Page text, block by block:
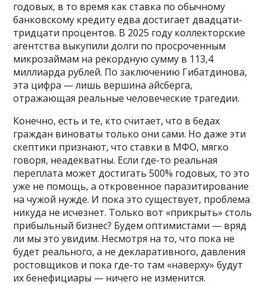
годовых, в то время как ставка по обычному
банковскому кредиту едва достигает двадцати-
тридцати процентов. В 2025 году коллекторские
агентства выкупили долги по просроченным
микрозаймам на рекордную сумму в 113,4
миллиарда рублей. По заключению Гибатдинова,
эта цифра — лишь вершина айсберга,
отражающая реальные человеческие трагедии.
Конечно, есть и те, кто считает, что в бедах
граждан виноваты только они сами. Но даже эти
скептики признают, что ставки в МФО, мягко
говоря, неадекватны. Если где-то реальная
переплата может достигать 500% годовых, то это
уже не помощь, а откровенное паразитирование
на чужой нужде. И пока это существует, проблема
никуда не исчезнет. Только вот «прикрыть» столь
прибыльный бизнес? Будем оптимистами — вряд
ли мы это увидим. Несмотря на то, что пока не
будет реального, а не декларативного, давления
ростовщиков и пока где-то там «наверху» будут
их бенефициары — ничего не изменится.